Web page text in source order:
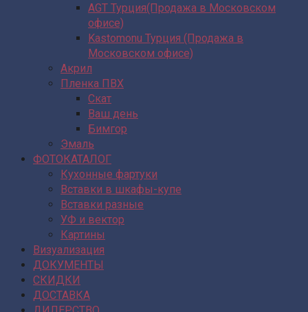
AGT Турция(Продажа в Московском
офисе)
Kastomonu Турция (Продажа в
Московском офисе)
Акрил
Пленка ПВХ
Скат
Ваш день
Бимгор
Эмаль
ФОТОКАТАЛОГ
Кухонные фартуки
Вставки в шкафы-купе
Вставки разные
УФ и вектор
Картины
Визуализация
ДОКУМЕНТЫ
СКИДКИ
ДОСТАВКА